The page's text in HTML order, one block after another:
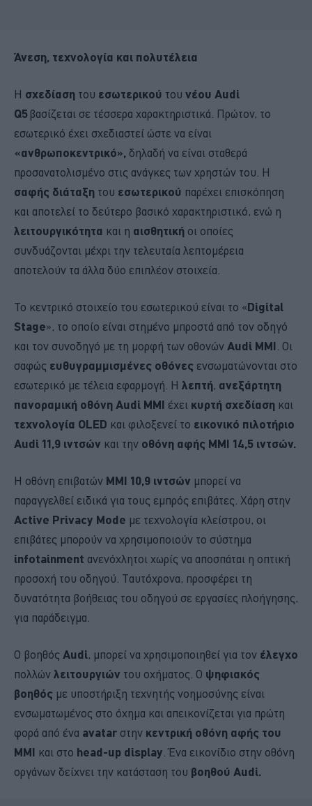
Άνεση, τεχνολογία και πολυτέλεια
Η σχεδίαση του εσωτερικού του νέου Audi
Q5 βασίζεται σε τέσσερα χαρακτηριστικά. Πρώτον, το
εσωτερικό έχει σχεδιαστεί ώστε να είναι
«ανθρωποκεντρικό», δηλαδή να είναι σταθερά
προσανατολισμένο στις ανάγκες των χρηστών του. Η
σαφής διάταξη του εσωτερικού παρέχει επισκόπηση
και αποτελεί το δεύτερο βασικό χαρακτηριστικό, ενώ η
λειτουργικότητα και η αισθητική οι οποίες
συνδυάζονται μέχρι την τελευταία λεπτομέρεια
αποτελούν τα άλλα δύο επιπλέον στοιχεία.
Το κεντρικό στοιχείο του εσωτερικού είναι το «Digital
Stage», το οποίο είναι στημένο μπροστά από τον οδηγό
και τον συνοδηγό με τη μορφή των οθονών Audi MMI . Οι
σαφώς ευθυγραμμισμένες οθόνες ενσωματώνονται στο
εσωτερικό με τέλεια εφαρμογή. Η λεπτή, ανεξάρτητη
πανοραμική οθόνη Audi MMI έχει κυρτή σχεδίαση και
τεχνολογία OLED και φιλοξενεί το εικονικό πιλοτήριο
Audi 11,9 ιντσών και την οθόνη αφής MMI 14,5 ιντσών.
Η οθόνη επιβατών MMI 10,9 ιντσών μπορεί να
παραγγελθεί ειδικά για τους εμπρός επιβάτες. Χάρη στην
Active Privacy Mode με τεχνολογία κλείστρου, οι
επιβάτες μπορούν να χρησιμοποιούν το σύστημα
infotainment ανενόχλητοι χωρίς να αποσπάται η οπτική
προσοχή του οδηγού. Ταυτόχρονα, προσφέρει τη
δυνατότητα βοήθειας του οδηγού σε εργασίες πλοήγησης,
για παράδειγμα.
Ο βοηθός Audi, μπορεί να χρησιμοποιηθεί για τον έλεγχο
πολλών λειτουργιών του οχήματος. Ο ψηφιακός
βοηθός με υποστήριξη τεχνητής νοημοσύνης είναι
ενσωματωμένος στο όχημα και απεικονίζεται για πρώτη
φορά από ένα avatar στην κεντρική οθόνη αφής του
MMI και στο head-up display . Ένα εικονίδιο στην οθόνη
οργάνων δείχνει την κατάσταση του βοηθού Audi.